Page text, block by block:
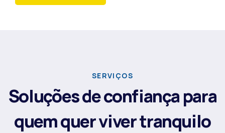
SERVIÇOS
Soluções de confiança para
quem quer viver tranquilo